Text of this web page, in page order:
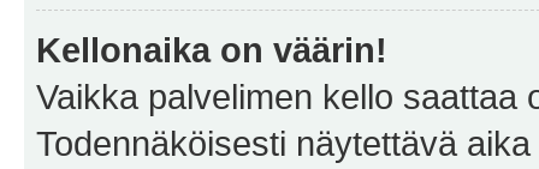
Kellonaika on väärin!
Vaikka palvelimen kello saattaa
Todennäköisesti näytettävä